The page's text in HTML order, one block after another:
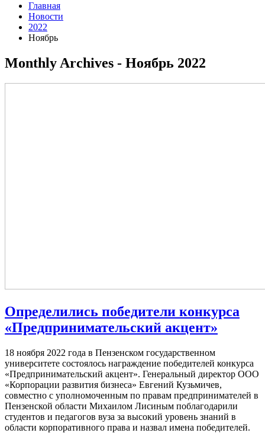
Главная
Новости
2022
Ноябрь
Monthly Archives - Ноябрь 2022
Определились победители конкурса
«Предпринимательский акцент»
18 ноября 2022 года в Пензенском государственном
университете состоялось награждение победителей конкурса
«Предпринимательский акцент». Генеральный директор ООО
«Корпорации развития бизнеса» Евгений Кузьмичев,
совместно с уполномоченным по правам предпринимателей в
Пензенской области Михаилом Лисиным поблагодарили
студентов и педагогов вуза за высокий уровень знаний в
области корпоративного права и назвал имена победителей.